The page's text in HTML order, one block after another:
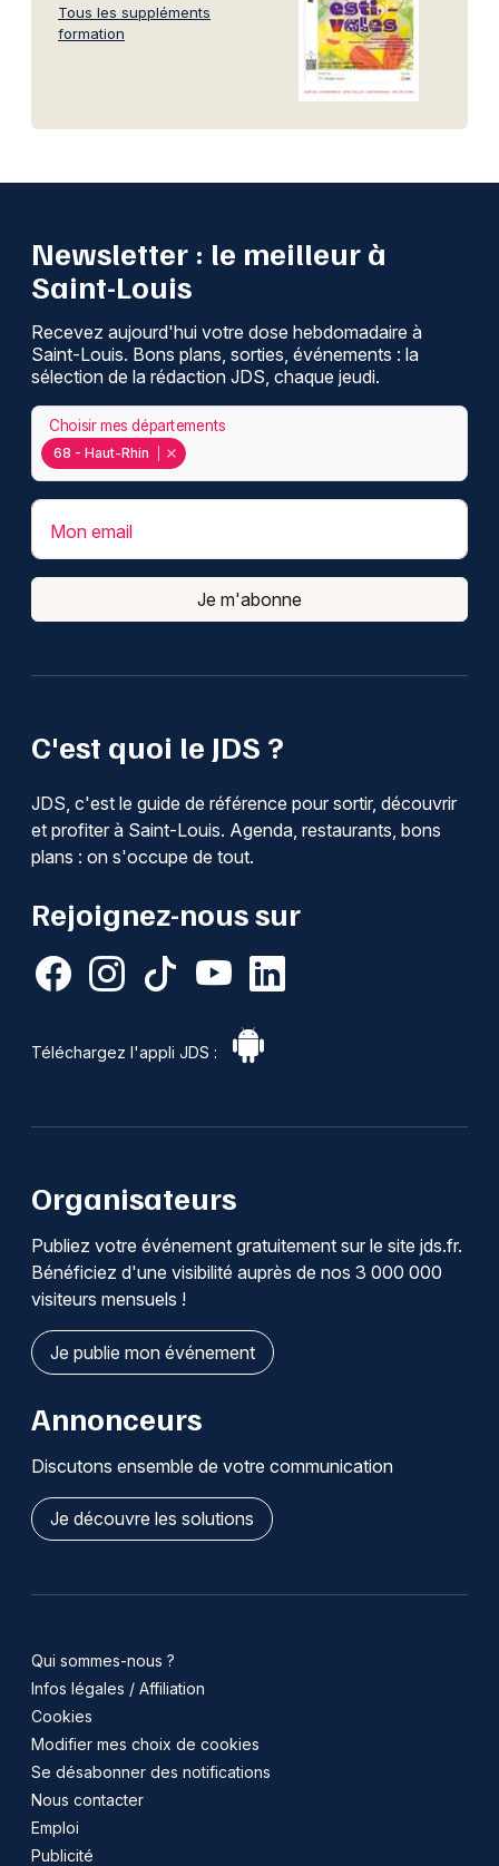
Tous les suppléments
formation
C'est quoi le JDS ?
JDS, c'est le guide de référence pour sortir, découvrir
et profiter à Saint-Louis. Agenda, restaurants, bons
plans : on s'occupe de tout.
Rejoignez-nous sur
Téléchargez l'appli JDS :
Newsletter : le meilleur à
Saint-Louis
Recevez aujourd'hui votre dose hebdomadaire à
Saint-Louis. Bons plans, sorties, événements : la
sélection de la rédaction JDS, chaque jeudi.
68 - Haut-Rhin
Choisir mes départements
Mon email
Je m'abonne
Organisateurs
Publiez votre événement gratuitement sur le site jds.fr.
Bénéficiez d'une visibilité auprès de nos 3 000 000
visiteurs mensuels !
Je publie mon événement
Annonceurs
Discutons ensemble de votre communication
Je découvre les solutions
Qui sommes-nous ?
Infos légales / Affiliation
Cookies
Modifier mes choix de cookies
Se désabonner des notifications
Nous contacter
Emploi
Publicité